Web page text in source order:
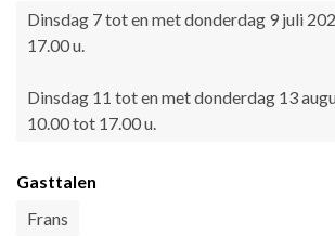
Dinsdag 7 tot en met donderdag 9 juli
17.00 u.
Dinsdag 11 tot en met donderdag 13
10.00 tot 17.00 u.
Gasttalen
Frans